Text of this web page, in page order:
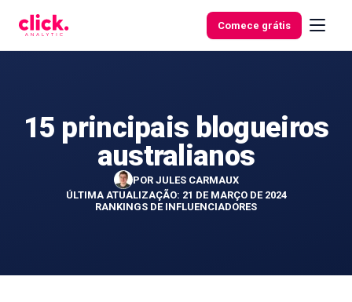
Comece grátis
Funcionalidades
Ferramentas
gratuitas
15 principais blogueiros
australianos
POR JULES CARMAUX
ÚLTIMA ATUALIZAÇÃO: 21 DE MARÇO DE 2024
RANKINGS DE INFLUENCIADORES